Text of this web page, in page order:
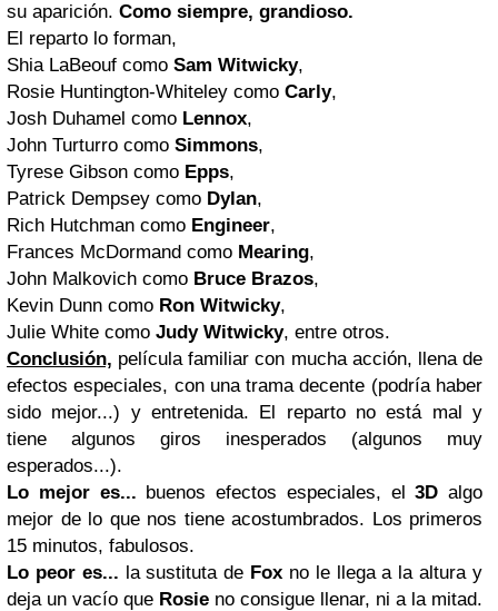
su aparición. Como siempre, grandioso.
El reparto lo forman,
Shia LaBeouf como Sam Witwicky,
Rosie Huntington-Whiteley como Carly,
Josh Duhamel como Lennox,
John Turturro como Simmons,
Tyrese Gibson como Epps,
Patrick Dempsey como Dylan,
Rich Hutchman como Engineer,
Frances McDormand como Mearing,
John Malkovich como Bruce Brazos,
Kevin Dunn como Ron Witwicky,
Julie White como Judy Witwicky, entre otros.
Conclusión, película familiar con mucha acción, llena de
efectos especiales, con una trama decente (podría haber
sido mejor...) y entretenida. El reparto no está mal y
tiene algunos giros inesperados (algunos muy
esperados...).
Lo mejor es... buenos efectos especiales, el3D algo
mejor de lo que nos tiene acostumbrados. Los primeros
15 minutos, fabulosos.
Lo peor es... la sustituta de Fox no le llega a la altura y
deja un vacío que Rosie no consigue llenar, ni a la mitad.